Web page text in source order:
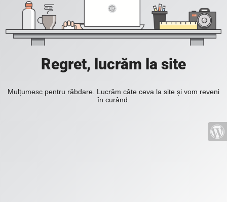
Regret, lucrăm la site
Mulțumesc pentru răbdare. Lucrăm câte ceva la site și vom reveni
în curând.